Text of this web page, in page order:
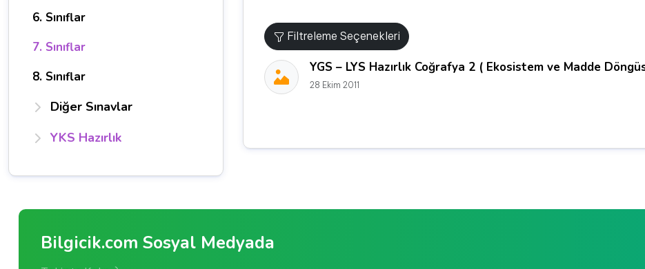
6. Sınıflar
7. Sınıflar
8. Sınıflar
Diğer Sınavlar
YKS Hazırlık
Filtreleme Seçenekleri
YGS – LYS Hazırlık Coğrafya 2 ( Ekosistem ve Madde
28 Ekim 2011
Bilgicik.com Sosyal Medyada